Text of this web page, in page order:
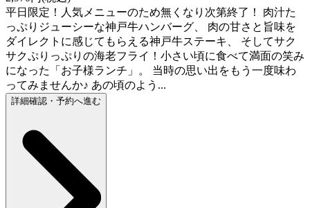
平日限定！人気メニューのため無くなり次第終了！ 肉汁た
っぷりジューシーな神戸牛ハンバーグ、 肉の甘さと旨味を
ダイレクトに感じてもらえる神戸牛ステーキ、 そしてサク
サクぷりっぷりの海老フライ！小さい頃に食べて満面の笑み
になった「お子様ランチ」。 当時の思い出をもう一度味わ
ってみませんか♪ あの頃のよう...
詳細確認・予約へ進む